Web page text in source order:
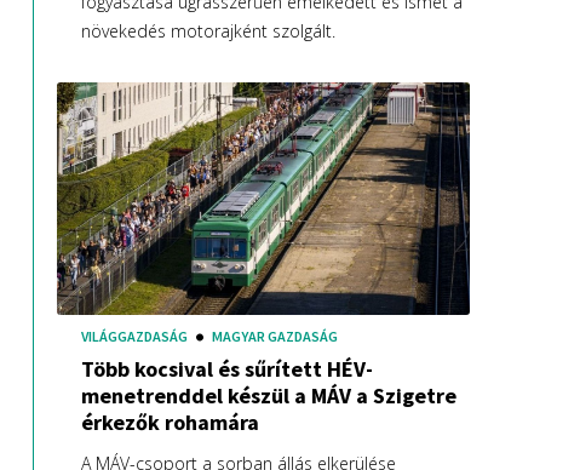
növekedés motorajként szolgált.
VILÁGGAZDASÁG MAGYAR GAZDASÁG
Több kocsival és sűrített HÉV-
menetrenddel készül a MÁV a Szigetre
érkezők rohamára
A MÁV-csoport a sorban állás elkerülése